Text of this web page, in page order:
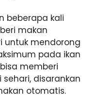
beberapa kali
makan
untuk mendorong
pada ikan
memberi
disarankan
otomatis.